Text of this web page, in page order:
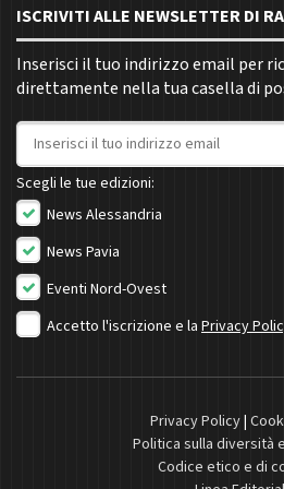
ISCRIVITI ALLE NEWSLETTER DI
Inserisci il tuo indirizzo email per
direttamente nella tua casella di
Indirizzo email
Scegli le tue edizioni:
News Alessandria
News Pavia
Eventi Nord-Ovest
Accetto l'iscrizione e la Privacy
Privacy Policy|
Politica sulla diversità
Codice etico e di